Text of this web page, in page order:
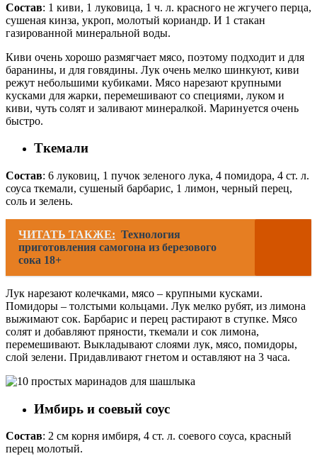
Состав: 1 киви, 1 луковица, 1 ч. л. красного не жгучего перца,
сушеная кинза, укроп, молотый кориандр. И 1 стакан
газированной минеральной воды.
Киви очень хорошо размягчает мясо, поэтому подходит и для
баранины, и для говядины. Лук очень мелко шинкуют, киви
режут небольшими кубиками. Мясо нарезают крупными
кусками для жарки, перемешивают со специями, луком и
киви, чуть солят и заливают минералкой. Маринуется очень
быстро.
Ткемали
Состав: 6 луковиц, 1 пучок зеленого лука, 4 помидора, 4 ст. л.
соуса ткемали, сушеный барбарис, 1 лимон, черный перец,
соль и зелень.
ЧИТАТЬ ТАКЖЕ: Технология
приготовления самогона из березового
сока 18+
Лук нарезают колечками, мясо – крупными кусками.
Помидоры – толстыми кольцами. Лук мелко рубят, из лимона
выжимают сок. Барбарис и перец растирают в ступке. Мясо
солят и добавляют пряности, ткемали и сок лимона,
перемешивают. Выкладывают слоями лук, мясо, помидоры,
слой зелени. Придавливают гнетом и оставляют на 3 часа.
Имбирь и соевый соус
Состав: 2 см корня имбиря, 4 ст. л. соевого соуса, красный
перец молотый.